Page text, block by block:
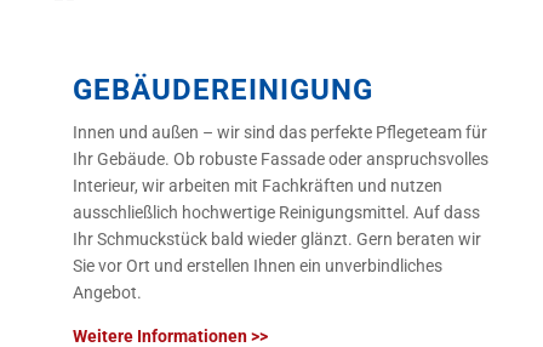
GEBÄUDEREINIGUNG
Innen und außen – wir sind das perfekte Pflegeteam für
Ihr Gebäude. Ob robuste Fassade oder anspruchsvolles
Interieur, wir arbeiten mit Fachkräften und nutzen
ausschließlich hochwertige Reinigungsmittel. Auf dass
Ihr Schmuckstück bald wieder glänzt. Gern beraten wir
Sie vor Ort und erstellen Ihnen ein unverbindliches
Angebot.
Weitere Informationen >>